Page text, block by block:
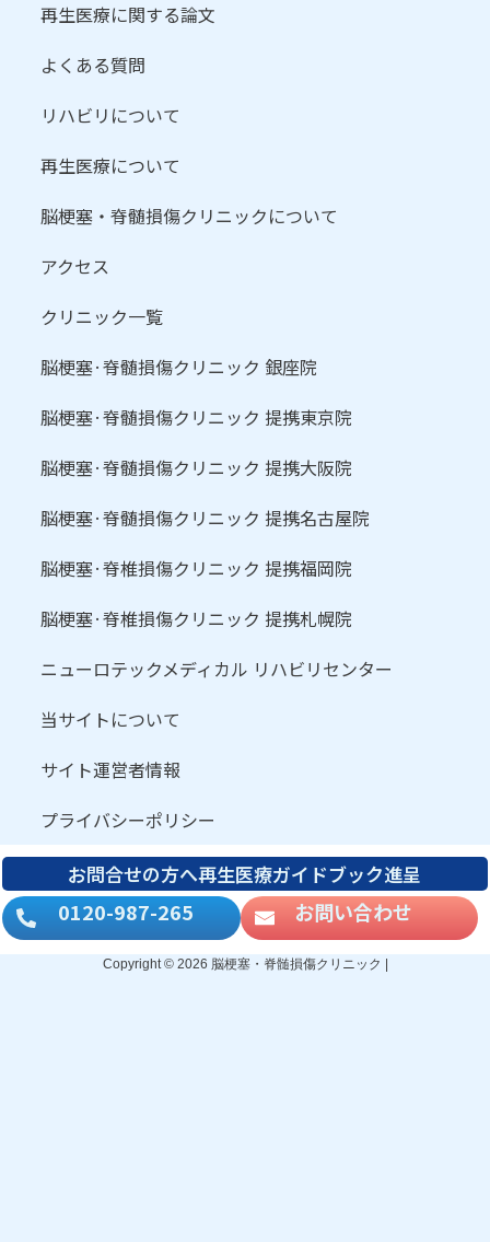
再生医療に関する論文
よくある質問
リハビリについて
再生医療について
脳梗塞・脊髄損傷クリニックについて
アクセス
クリニック一覧
脳梗塞·脊髄損傷クリニック 銀座院
脳梗塞·脊髄損傷クリニック 提携東京院
脳梗塞·脊髄損傷クリニック 提携大阪院
脳梗塞·脊髄損傷クリニック 提携名古屋院
脳梗塞·脊椎損傷クリニック 提携福岡院
脳梗塞·脊椎損傷クリニック 提携札幌院
ニューロテックメディカル リハビリセンター
当サイトについて
サイト運営者情報
プライバシーポリシー
お問合せの方へ再生医療ガイドブック進呈
0120-987-265 お問い合わせ
Copyright © 2026 脳梗塞・脊髄損傷クリニック |